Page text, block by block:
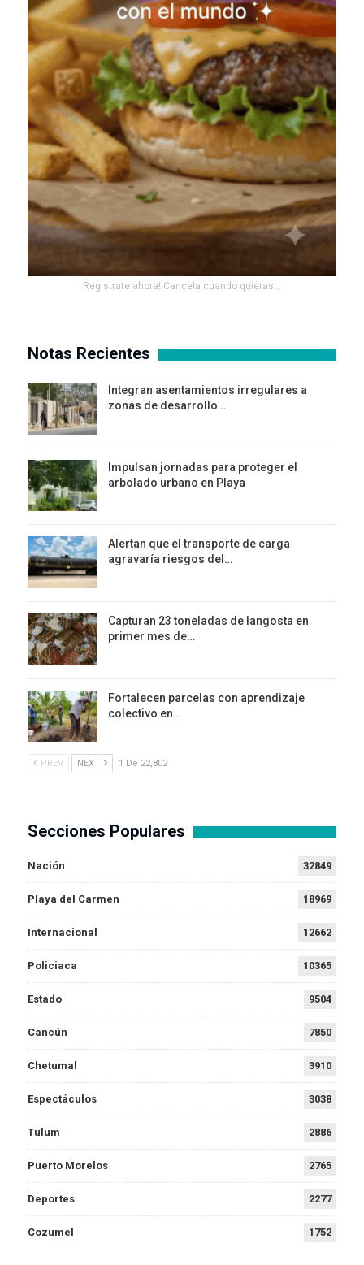
Registrate ahora! Cancela cuando quieras...
Notas Recientes
Integran asentamientos irregulares a
zonas de desarrollo…
Impulsan jornadas para proteger el
arbolado urbano en Playa
Alertan que el transporte de carga
agravaría riesgos del…
Capturan 23 toneladas de langosta en
primer mes de…
Fortalecen parcelas con aprendizaje
colectivo en…
PREV NEXT 1 De 22,802
Secciones Populares
Nación 32849
Playa del Carmen 18969
Internacional 12662
Policiaca 10365
Estado 9504
Cancún 7850
Chetumal 3910
Espectáculos 3038
Tulum 2886
Puerto Morelos 2765
Deportes 2277
Cozumel 1752